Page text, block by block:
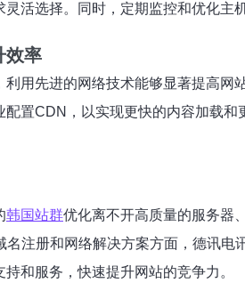
活选择。同时，定期监控和优化主
效率
利用先进的网络技术能够显著提高
置CDN，以实现更快的内容加载
韩国站群优化离不开高质量的服务器
名注册和网络解决方案方面，德讯
和服务，快速提升网站的竞争力。